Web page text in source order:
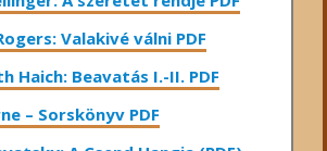
Valakivé válni PDF
Haich: Beavatás I.-II. PDF
– Sorskönyv PDF